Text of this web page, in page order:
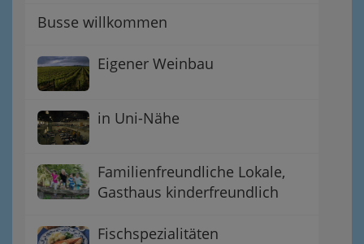
Busse willkommen
Eigener Weinbau
in Uni-Nähe
Familienfreundliche Lokale,
Gasthaus kinderfreundlich
Fischspezialitäten